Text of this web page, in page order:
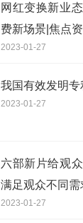
网红变换新业
费新场景|焦点
2023-01-27
我国有效发明
2023-01-27
六部新片给观
满足观众不同
2023-01-27